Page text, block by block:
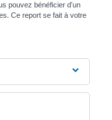
pouvez bénéficier d'un
Ce report se fait à votre